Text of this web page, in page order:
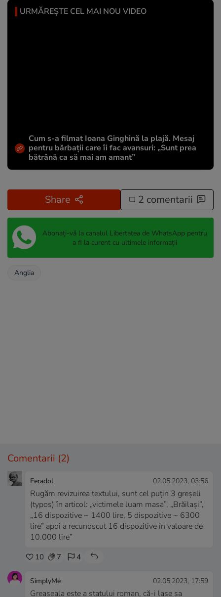
URMĂREȘTE CEL MAI NOU VIDEO
Cum s-a filmat Ioana Ginghină la plajă. Mesaj
pentru bărbații care îi fac avansuri: „Sunt prea
bătrână ca să mai am amant”
Share 2 comentarii
Abonați-vă la canalul Libertatea de WhatsApp pentru
a fi la curent cu ultimele informații
Anglia
Comentarii (2)
Feradol 02.05.2023, 03:56
Rugăm revizuirea textului, sunt cel puțin 3 greșeli
(typos) în articol: „victimele luam masa”, „Brăilași”,
„16 dispozitive ~ 1400 lire, 5 dispozitive ~ 6300
lire” apoi a recunoscut 16 dispozitive în valoare de
10.000 lire”
10 7 4
SimplyMe 02.05.2023, 17:59
Greaseala este a statului roman, că-i lase sa